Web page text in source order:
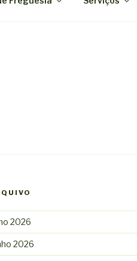
2026
2026